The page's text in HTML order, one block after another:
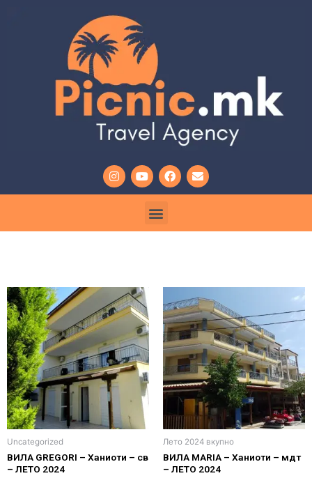
Uncategorized
ВИЛА GREGORI – Ханиоти – св
– ЛЕТО 2024
Лето 2024 вкупно
ВИЛА MARIA – Ханиоти – мдт
– ЛЕТО 2024